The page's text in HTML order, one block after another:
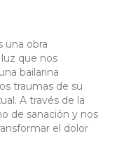
una obra
que nos
bailarina
traumas de su
A través de la
de sanación y nos
el dolor